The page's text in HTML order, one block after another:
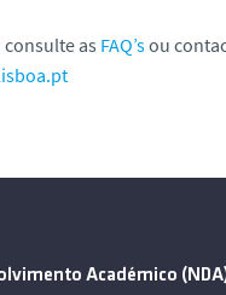
consulte as FAQ’sou
Académico